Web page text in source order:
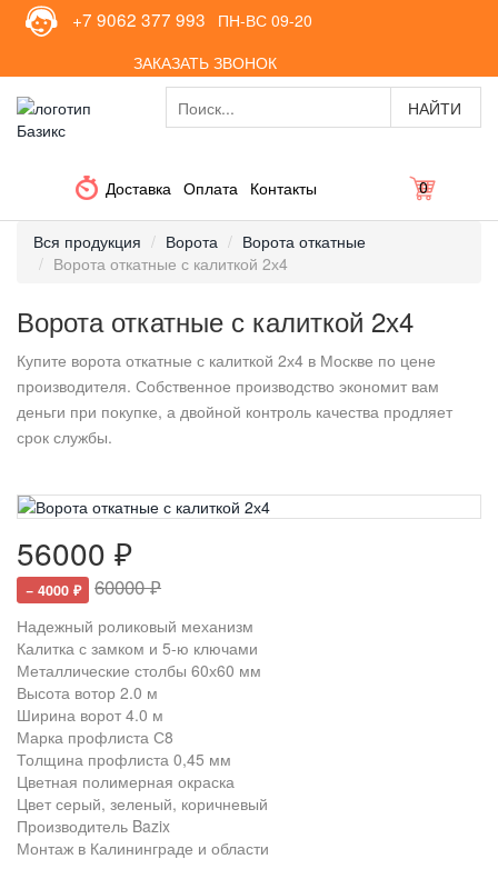
+7 9062 377 993
ПН-ВС 09-20
ЗАКАЗАТЬ ЗВОНОК
Доставка Оплата Контакты 0
Вся продукция Ворота
Ворота откатные
Ворота откатные с калиткой 2х4
Ворота откатные с калиткой 2х4
Купите ворота откатные с калиткой 2х4 в Москве по цене
производителя. Собственное производство экономит вам
деньги при покупке, а двойной контроль качества продляет
срок службы.
56000 ₽
− 4000 ₽ 60000 ₽
Надежный роликовый механизм
Калитка с замком и 5-ю ключами
Металлические столбы 60х60 мм
Высота вотор 2.0 м
Ширина ворот 4.0 м
Марка профлиста С8
Толщина профлиста 0,45 мм
Цветная полимерная окраска
Цвет серый, зеленый, коричневый
Производитель Bazix
Монтаж в Калининграде и области